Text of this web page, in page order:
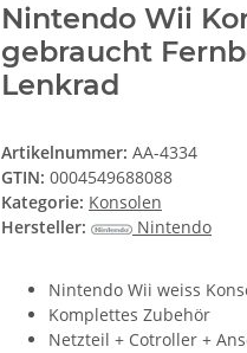
Nintendo Wii
gebraucht
Lenkrad
Artikelnummer: AA-4334
GTIN: 0004549688088
Kategorie: Konsolen
Hersteller:
Nintendo
Nintendo Wii weiss
Komplettes Zubehör
Netzteil + Cotroller +